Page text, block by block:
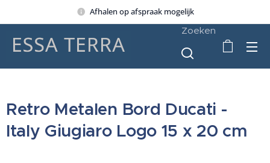
Afhalen op afspraak mogelijk
Zoeken
Retro Metalen Bord Ducati -
Italy Giugiaro Logo 15 x 20 cm